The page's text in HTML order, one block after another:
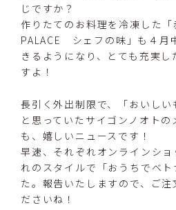
じですか？
作りたてのお料理を冷凍した
PALACE シェフの味」も４月
きるようになり、とても充実
すよ！
長引く外出制限で、「おいしい
と思っていたサイゴンノオト
も、嬉しいニュースです！
早速、それぞれオンラインシ
れのスタイルで「おうちでベ
た。報告いたしますので、ご注
ださいね！